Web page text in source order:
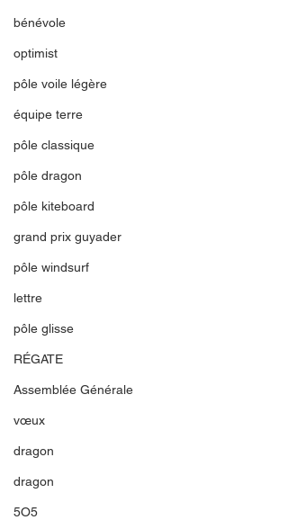
bénévole
optimist
pôle voile légère
équipe terre
pôle classique
pôle dragon
pôle kiteboard
grand prix guyader
pôle windsurf
lettre
pôle glisse
RÉGATE
Assemblée Générale
vœux
dragon
dragon
5O5